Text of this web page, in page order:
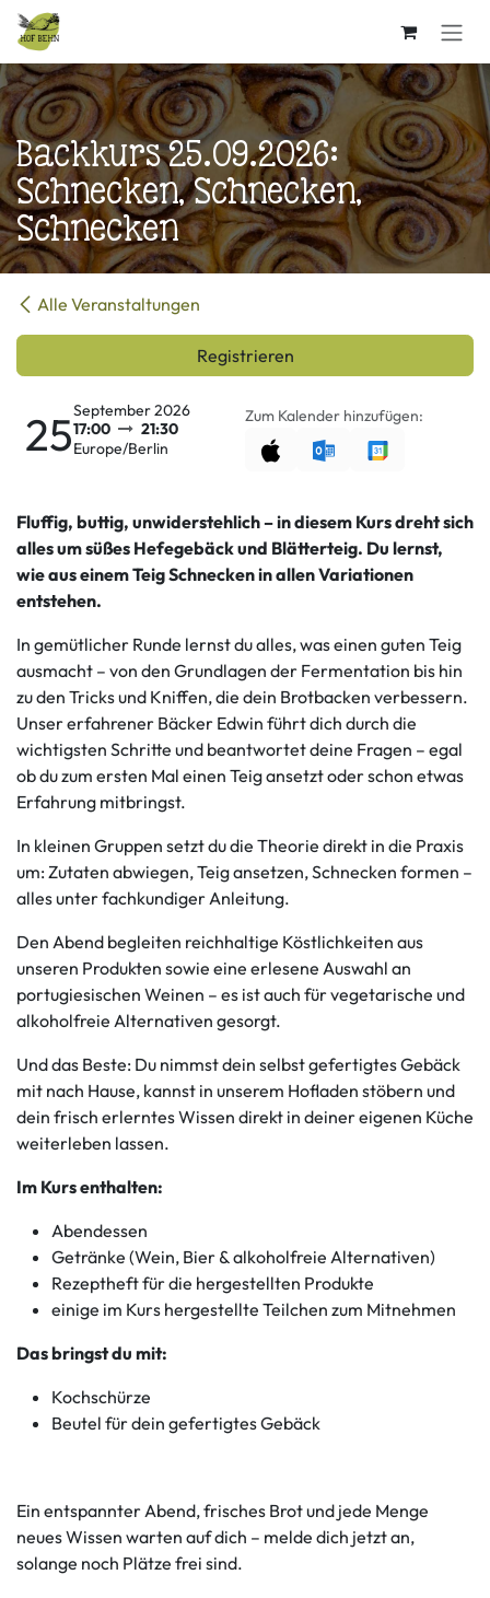
Zum Inhalt springen
Backkurs 25.09.2026:
Schnecken, Schnecken,
Schnecken
Alle Veranstaltungen
Registrieren
25September 2026
17:00
21:30
Europe/Berlin
Zum Kalender hinzufügen:
Fluffig, buttig, unwiderstehlich – in diesem Kurs dreht sich
alles um süßes Hefegebäck und Blätterteig. Du lernst,
wie aus einem Teig Schnecken in allen Variationen
entstehen.
In gemütlicher Runde lernst du alles, was einen guten Teig
ausmacht – von den Grundlagen der Fermentation bis hin
zu den Tricks und Kniffen, die dein Brotbacken verbessern.
Unser erfahrener Bäcker Edwin führt dich durch die
wichtigsten Schritte und beantwortet deine Fragen – egal
ob du zum ersten Mal einen Teig ansetzt oder schon etwas
Erfahrung mitbringst.
In kleinen Gruppen setzt du die Theorie direkt in die Praxis
um: Zutaten abwiegen, Teig ansetzen, Schnecken formen –
alles unter fachkundiger Anleitung.
Den Abend begleiten reichhaltige Köstlichkeiten aus
unseren Produkten sowie eine erlesene Auswahl an
portugiesischen Weinen – es ist auch für vegetarische und
alkoholfreie Alternativen gesorgt.
Und das Beste: Du nimmst dein selbst gefertigtes Gebäck
mit nach Hause, kannst in unserem Hofladen stöbern und
dein frisch erlerntes Wissen direkt in deiner eigenen Küche
weiterleben lassen.
Im Kurs enthalten:
Abendessen
Getränke (Wein, Bier & alkoholfreie Alternativen)
Rezeptheft für die hergestellten Produkte
einige im Kurs hergestellte Teilchen zum Mitnehmen
Das bringst du mit:
Kochschürze
Beutel für dein gefertigtes Gebäck
Ein entspannter Abend, frisches Brot und jede Menge
neues Wissen warten auf dich – melde dich jetzt an,
solange noch Plätze frei sind.